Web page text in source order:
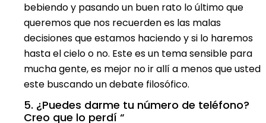
bebiendo y pasando un buen rato lo último que
queremos que nos recuerden es las malas
decisiones que estamos haciendo y si lo haremos
hasta el cielo o no. Este es un tema sensible para
mucha gente, es mejor no ir allí a menos que usted
este buscando un debate filosófico.
5. ¿Puedes darme tu número de teléfono?
Creo que lo perdí “